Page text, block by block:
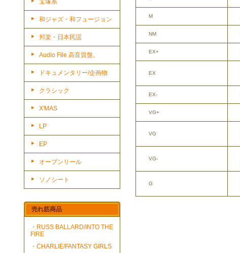
宝塚系
和ジャズ・和フュージョン
邦楽・日本民謡
Audio File 高音質盤。
ドキュメンタリー/企画物
クラシック
X'MAS
LP
EP
オープンリール
ソノシート
売れ筋商品
・RUSS BALLARD/INTO THE
FIRE
・CHARLIE/FANTASY GIRLS
M
NM
EX+
EX
EX-
VG+
VG
VG-
G